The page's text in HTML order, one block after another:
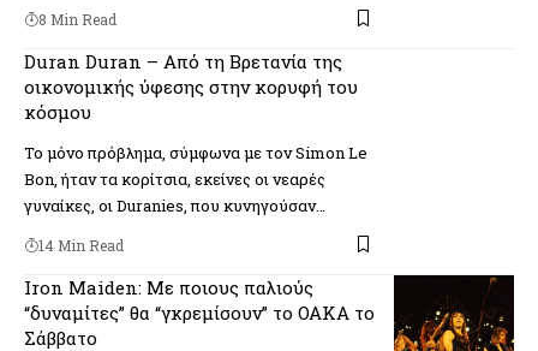
8 Min Read
Duran Duran – Από τη Βρετανία της
οικονομικής ύφεσης στην κορυφή του
κόσμου
Το μόνο πρόβλημα, σύμφωνα με τον Simon Le
Bon, ήταν τα κορίτσια, εκείνες οι νεαρές
γυναίκες, οι Duranies, που κυνηγούσαν…
14 Min Read
Iron Maiden: Με ποιους παλιούς
“δυναμίτες” θα “γκρεμίσουν” το ΟΑΚΑ το
Σάββατο